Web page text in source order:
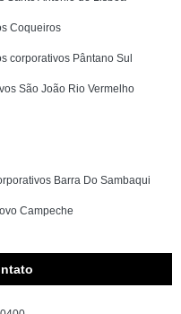
Coqueiros
corporativos Pântano Sul
São João Rio Vermelho
Barra Do Sambaqui
Campeche